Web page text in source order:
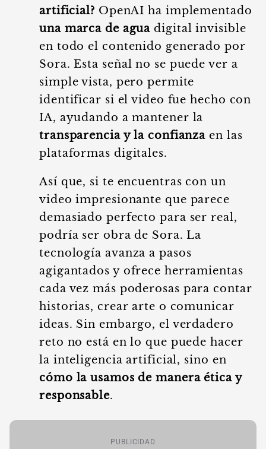
artificial? OpenAI ha implementado
una marca de aguadigital invisible
en todo el contenido generado por
Sora. Esta señal no se puede ver a
simple vista, pero permite
identificar si el video fue hecho con
IA, ayudando a mantener la
transparencia y la confianza en las
plataformas digitales.
Así que, si te encuentras con un
video impresionante que parece
demasiado perfecto para ser real,
podría ser obra de Sora. La
tecnología avanza a pasos
agigantados y ofrece herramientas
cada vez más poderosas para contar
historias, crear arte o comunicar
ideas. Sin embargo, el verdadero
reto no está en lo que puede hacer
la inteligencia artificial, sino en
cómo la usamos de manera ética y
responsable.
PUBLICIDAD